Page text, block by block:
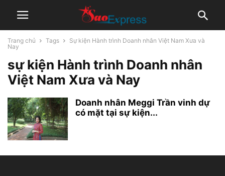
Trang chủ Tags
Sự kiện Hành trình Doanh nhân Việt Nam Xưa và
Nay
sự kiện Hành trình Doanh nhân
Việt Nam Xưa và Nay
Doanh nhân Meggi Trần vinh dự
có mặt tại sự kiện...